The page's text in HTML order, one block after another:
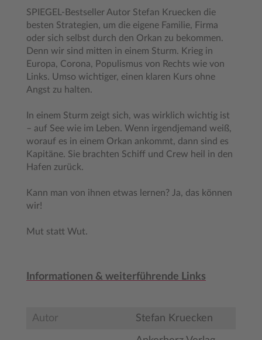
SPIEGEL-Bestseller Autor Stefan Kruecken die
besten Strategien, um die eigene Familie, Firma
oder sich selbst durch den Orkan zu bekommen.
Denn wir sind mitten in einem Sturm. Krieg in
Europa, Corona, Populismus von Rechts wie von
Links. Umso wichtiger, einen klaren Kurs ohne
Angst zu halten.
In einem Sturm zeigt sich, was wirklich wichtig ist
– auf See wie im Leben. Wenn irgendjemand weiß,
worauf es in einem Orkan ankommt, dann sind es
Kapitäne. Sie brachten Schiff und Crew heil in den
Hafen zurück.
Kann man von ihnen etwas lernen? Ja, das können
wir!
Mut statt Wut.
Informationen & weiterführende Links
Autor Stefan Kruecken